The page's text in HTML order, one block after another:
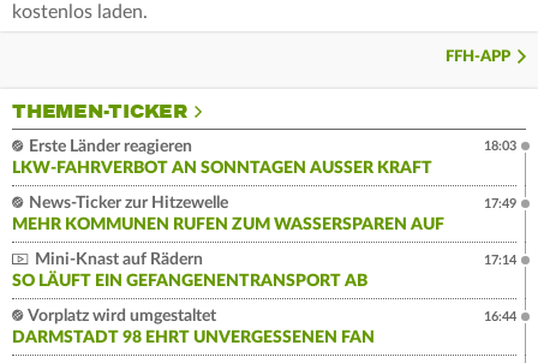
kostenlos laden.
FFH-APP
THEMEN-TICKER
Erste Länder reagieren
LKW-FAHRVERBOT AN SONNTAGEN AUSSER KRAFT
18:03
News-Ticker zur Hitzewelle
MEHR KOMMUNEN RUFEN ZUM WASSERSPAREN AUF
17:49
Mini-Knast auf Rädern
SO LÄUFT EIN GEFANGENENTRANSPORT AB
17:14
Vorplatz wird umgestaltet
DARMSTADT 98 EHRT UNVERGESSENEN FAN
16:44